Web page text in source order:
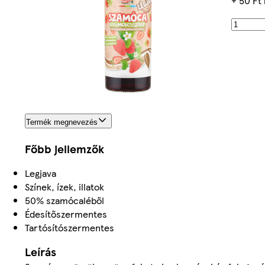
Termék megnevezés
Főbb jellemzők
Legjava
Színek, ízek, illatok
50% szamócaléből
Édesítőszermentes
Tartósítószermentes
Leírás